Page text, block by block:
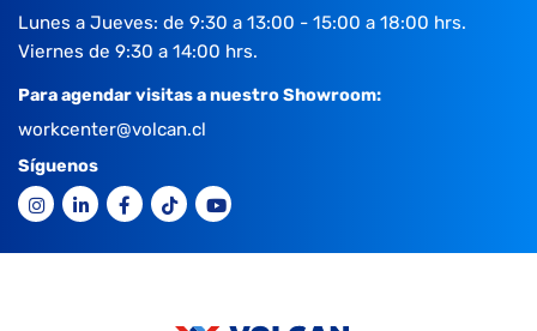
Lunes a Jueves: de 9:30 a 13:00 - 15:00 a 18:00 hrs.
Viernes de 9:30 a 14:00 hrs.
Para agendar visitas a nuestro Showroom:
workcenter@volcan.cl
Síguenos